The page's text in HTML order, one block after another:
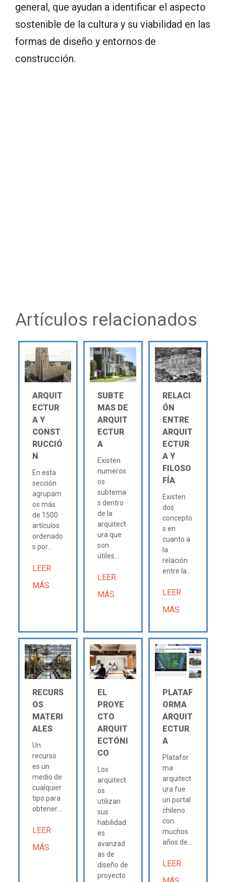
general, que ayudan a identificar el aspecto
sostenible de la cultura y su viabilidad en las
formas de diseño y entornos de
construcción.
Artículos relacionados
ARQUIT
ECTUR
A Y
CONST
RUCCIÓ
N
En esta
sección
agrupam
os más
de 1500
artículos
ordenado
s por...
LEER
MÁS
SUBTE
MAS DE
ARQUIT
ECTUR
A
Existen
numeros
os
subtema
s dentro
de la
arquitect
ura que
son
útiles...
LEER
MÁS
RELACI
ÓN
ENTRE
ARQUIT
ECTUR
A Y
FILOSO
FÍA
Existen
dos
concepto
s en
cuanto a
la
relación
entre la...
LEER
MÁS
RECURS
OS
MATERI
ALES
Un
recurso
es un
medio de
cualquier
tipo para
obtener...
LEER
MÁS
EL
PROYE
CTO
ARQUIT
ECTÓNI
CO
Los
arquitect
os
utilizan
sus
habilidad
es
avanzad
as de
diseño de
proyecto
PLATAF
ORMA
ARQUIT
ECTUR
A
Platafor
ma
arquitect
ura fue
un portal
chileno
con
muchos
años de...
LEER